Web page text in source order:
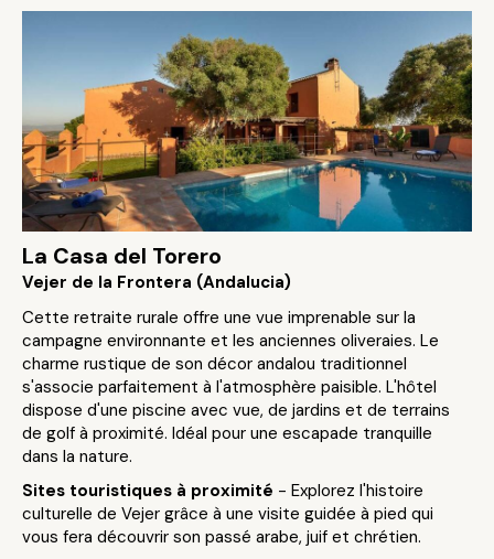
La Casa del Torero
Vejer de la Frontera (Andalucia)
Cette retraite rurale offre une vue imprenable sur la
campagne environnante et les anciennes oliveraies. Le
charme rustique de son décor andalou traditionnel
s'associe parfaitement à l'atmosphère paisible. L'hôtel
dispose d'une piscine avec vue, de jardins et de terrains
de golf à proximité. Idéal pour une escapade tranquille
dans la nature.
Sites touristiques à proximité - Explorez l'histoire
culturelle de Vejer grâce à une visite guidée à pied qui
vous fera découvrir son passé arabe, juif et chrétien.